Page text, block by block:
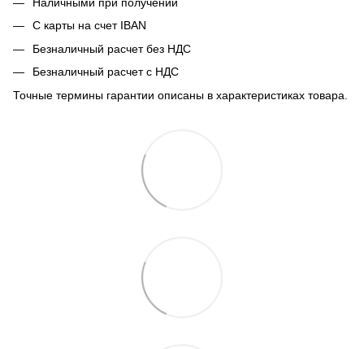
С карты на счет IBAN
Безналичный расчет без НДС
Безналичный расчет с НДС
Точные термины гарантии описаны в характеристиках товара.